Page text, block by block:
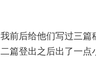
我前后给他们写过三篇
二篇登出之后出了一